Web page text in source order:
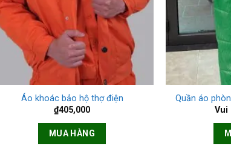
Áo khoác bảo hộ thợ điện
₫405,000
MUA HÀNG
Quần áo
Vui